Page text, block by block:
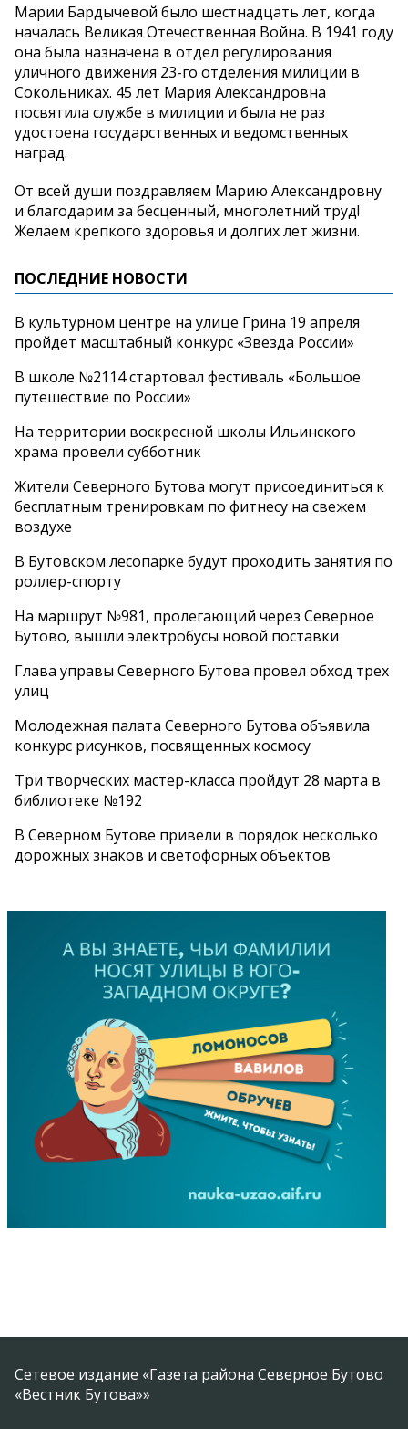
Марии Бардычевой было шестнадцать лет, когда
началась Великая Отечественная Война. В 1941 году
она была назначена в отдел регулирования
уличного движения 23-го отделения милиции в
Сокольниках. 45 лет Мария Александровна
посвятила службе в милиции и была не раз
удостоена государственных и ведомственных
наград.
От всей души поздравляем Марию Александровну
и благодарим за бесценный, многолетний труд!
Желаем крепкого здоровья и долгих лет жизни.
ПОСЛЕДНИЕ НОВОСТИ
В культурном центре на улице Грина 19 апреля
пройдет масштабный конкурс «Звезда России»
В школе №2114 стартовал фестиваль «Большое
путешествие по России»
На территории воскресной школы Ильинского
храма провели субботник
Жители Северного Бутова могут присоединиться к
бесплатным тренировкам по фитнесу на свежем
воздухе
В Бутовском лесопарке будут проходить занятия по
роллер-спорту
На маршрут №981, пролегающий через Северное
Бутово, вышли электробусы новой поставки
Глава управы Северного Бутова провел обход трех
улиц
Молодежная палата Северного Бутова объявила
конкурс рисунков, посвященных космосу
Три творческих мастер-класса пройдут 28 марта в
библиотеке №192
В Северном Бутове привели в порядок несколько
дорожных знаков и светофорных объектов
Сетевое издание «Газета района Северное Бутово
«Вестник Бутова»»